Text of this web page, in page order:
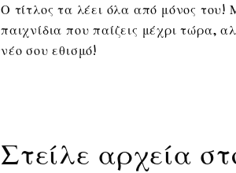
Ο τίτλος τα λέει όλα από μόνος του!
παιχνίδια που παίζεις μέχρι τώρα,
νέο σου εθισμό!
Στείλε αρχεία